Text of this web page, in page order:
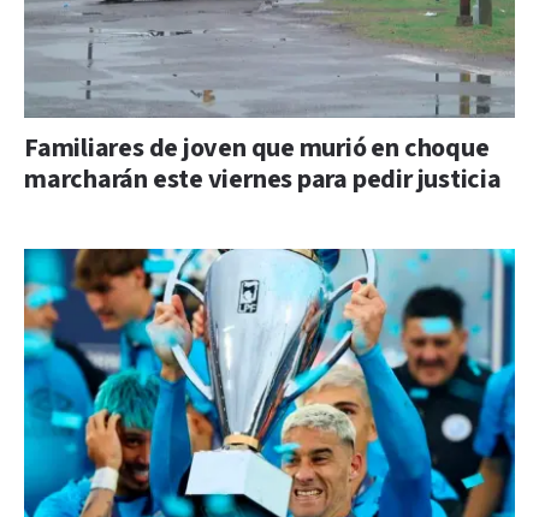
Familiares de joven que murió en choque
marcharán este viernes para pedir justicia